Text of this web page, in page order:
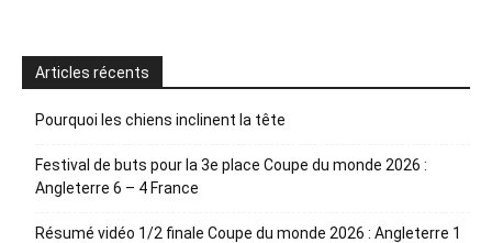
Articles récents
Pourquoi les chiens inclinent la tête
Festival de buts pour la 3e place Coupe du monde 2026 :
Angleterre 6 – 4 France
Résumé vidéo 1/2 finale Coupe du monde 2026 : Angleterre 1